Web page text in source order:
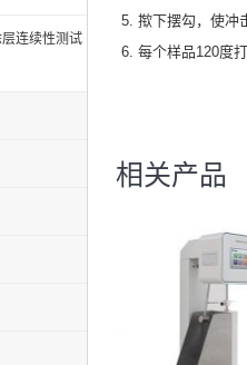
揿下摆勾，使冲
每个样品120度
相关产品
连续性测试